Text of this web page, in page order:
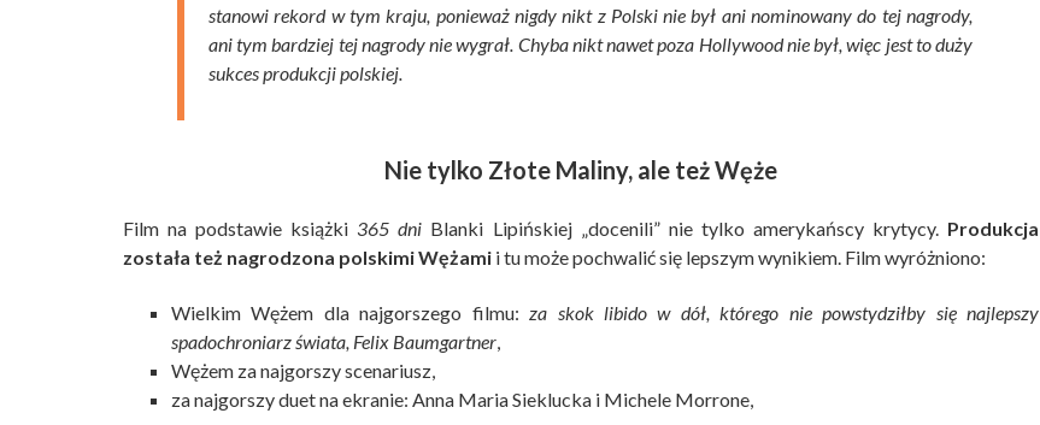
stanowi rekord w tym kraju, ponieważ nigdy nikt z Polski nie był ani nominowany do tej nagrody,
ani tym bardziej tej nagrody nie wygrał. Chyba nikt nawet poza Hollywood nie był, więc jest to duży
sukces produkcji polskiej.
Nie tylko Złote Maliny, ale też Węże
Film na podstawie książki 365 dni Blanki Lipińskiej „docenili” nie tylko amerykańscy krytycy. Produkcja
została też nagrodzona polskimi Wężami i tu może pochwalić się lepszym wynikiem. Film wyróżniono:
Wielkim Wężem dla najgorszego filmu:za skok libido w dół, którego nie powstydziłby się najlepszy
spadochroniarz świata, Felix Baumgartner,
Wężem za najgorszy scenariusz,
za najgorszy duet na ekranie: Anna Maria Sieklucka i Michele Morrone,